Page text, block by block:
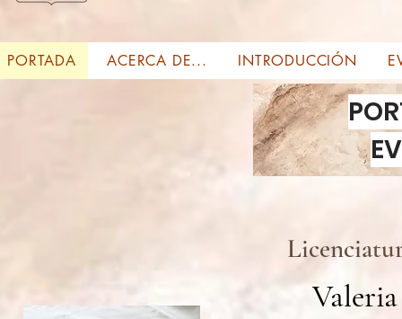
PORTADA ACERCA DE... INTRODUCCIÓN
PORTADA ACERCA DE... INTRODUCCIÓN